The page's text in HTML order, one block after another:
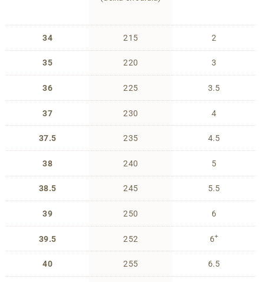
34
35
36
37
37.5
38
38.5
39
39.5
40
215
220
225
230
235
240
245
250
252
255
2
3
3.5
4
4.5
5
5.5
6
6+
6.5